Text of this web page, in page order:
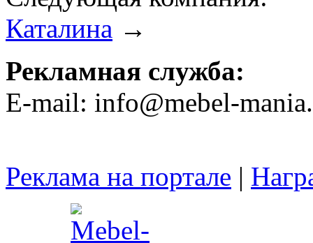
Каталина →
Рекламная служба:
E-mail: info@mebel-
Реклама на портале |